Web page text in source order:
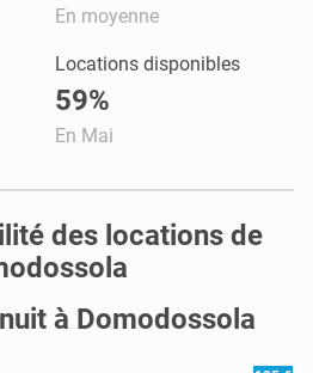
En moyenne
Locations disponibles
59%
En Mai
des locations de
à Domodossola